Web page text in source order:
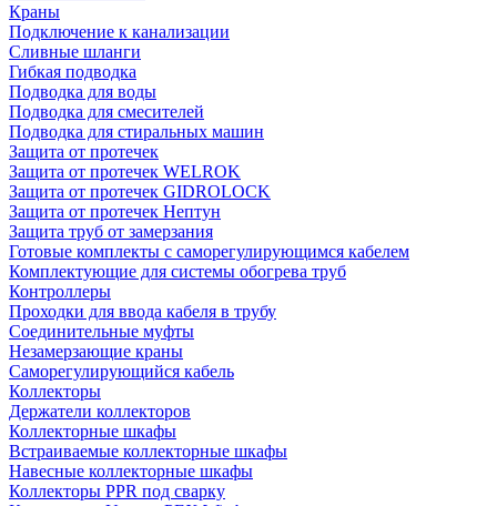
Краны
Подключение к канализации
Сливные шланги
Гибкая подводка
Подводка для воды
Подводка для смесителей
Подводка для стиральных машин
Защита от протечек
Защита от протечек WELROK
Защита от протечек GIDROLOCK
Защита от протечек Нептун
Защита труб от замерзания
Готовые комплекты с саморегулирующимся кабелем
Комплектующие для системы обогрева труб
Контроллеры
Проходки для ввода кабеля в трубу
Соединительные муфты
Незамерзающие краны
Саморегулирующийся кабель
Коллекторы
Держатели коллекторов
Коллекторные шкафы
Встраиваемые коллекторные шкафы
Навесные коллекторные шкафы
Коллекторы PPR под сварку